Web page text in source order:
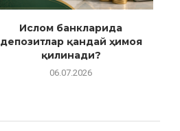
Ислом банкларида
депозитлар қандай ҳимоя
қилинади?
06.07.2026